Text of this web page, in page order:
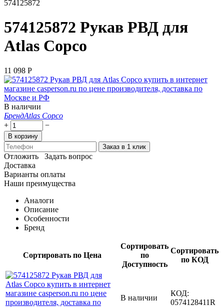
574125872
574125872 Рукав РВД для
Atlas Copco
11 098 Р
В наличии
БрендAtlas Copco
+
−
В корзину
Заказ в 1 клик
Отложить
Задать вопрос
Доставка
Варианты оплаты
Наши преимущества
Аналоги
Описание
Особенности
Бренд
Сортировать по Цена
Сортировать
по
Доступность
Сортировать
по КОД
В наличии
КОД:
0574128411R